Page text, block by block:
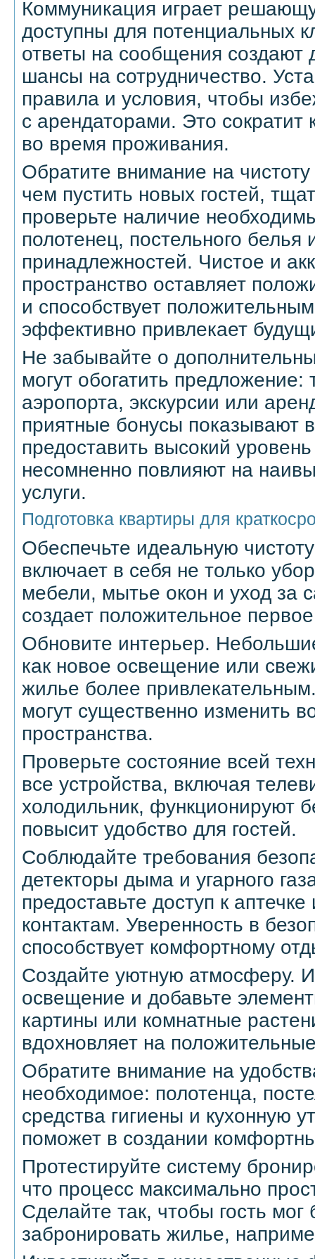
Коммуникация играет
доступны для потенциальных
ответы на сообщения
шансы на сотрудничество.
правила и условия, чтобы
с арендаторами. Это сократит
во время проживания.
Обратите внимание на
чем пустить новых гостей,
проверьте наличие
полотенец, постельного белья
принадлежностей. Чистое и
пространство оставляет
и способствует
эффективно привлекает
Не забывайте о
могут обогатить предложение:
аэропорта, экскурсии или
приятные бонусы показывают
предоставить высокий
несомненно повлияют на
услуги.
Подготовка квартиры для
Обеспечьте идеальную
включает в себя не только
мебели, мытье окон и уход за
создает положительное
Обновите интерьер.
как новое освещение или
жилье более
могут существенно изменить
пространства.
Проверьте состояние всей
все устройства, включая
холодильник, функционируют
повысит удобство для гостей.
Соблюдайте требования
детекторы дыма и угарного
предоставьте доступ к
контактам. Уверенность в
способствует комфортному
Создайте уютную атмосферу.
освещение и добавьте
картины или комнатные
вдохновляет на
Обратите внимание на
необходимое: полотенца,
средства гигиены и кухонную
поможет в создании
Протестируйте систему
что процесс максимально
Сделайте так, чтобы гость мог
забронировать жилье,